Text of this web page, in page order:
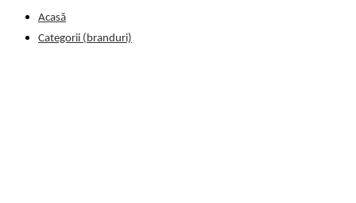
Acasă
Categorii (branduri)